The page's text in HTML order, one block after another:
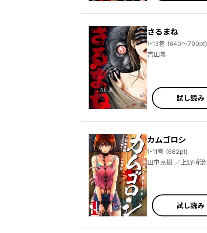
さるまね
1-13巻 (640～700pt)
吉田薫
試し読み
カムゴロシ
1-11巻 (682pt)
試し読み